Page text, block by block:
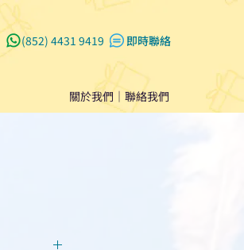
(852) 4431 9419 ​即時聯絡
關於我們 ｜聯絡我們